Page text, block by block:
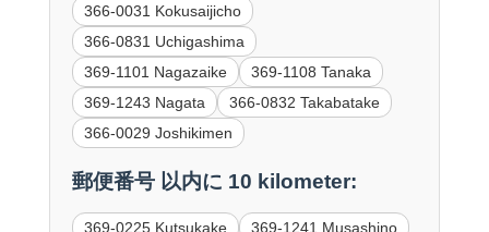
366-0031 Kokusaijicho
366-0831 Uchigashima
369-1101 Nagazaike
369-1108 Tanaka
369-1243 Nagata
366-0832 Takabatake
366-0029 Joshikimen
郵便番号 以内に 10 kilometer:
369-0225 Kutsukake
369-1241 Musashino